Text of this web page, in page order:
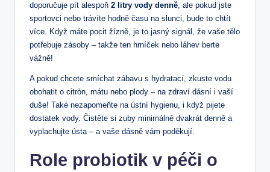
doporučuje pít alespoň 2 litry vody denně, ale pokud jste
sportovci nebo trávíte hodně času na slunci, bude to chtít
více. Když máte pocit žízně, je to jasný signál, že vaše tělo
‍potřebuje zásoby – takže ten hrníček nebo láhev berte
vážně!
A pokud chcete​ smíchat zábavu ‌s hydratací, zkuste vodu
⁢obohatit o ⁤citrón, mátu‌ nebo plody⁣ – na zdraví dásní i vaší
duše! Také nezapomeňte na ústní hygienu, i když pijete
dostatek vody. Čistěte ⁢si zuby minimálně dvakrát ‍denně a
vyplachujte ústa – a vaše dásně vám ⁤poděkují.
Role probiotik v péči o